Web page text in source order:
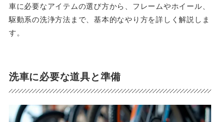
車に必要なアイテムの選び方から、フレームやホイール、
駆動系の洗浄方法まで、基本的なやり方を詳しく解説しま
す。
洗車に必要な道具と準備